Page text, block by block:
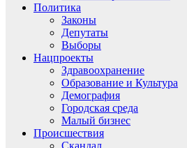
Политика
Законы
Депутаты
Выборы
Нацпроекты
Здравоохранение
Образование и Культура
Демография
Городская среда
Малый бизнес
Происшествия
Скандал